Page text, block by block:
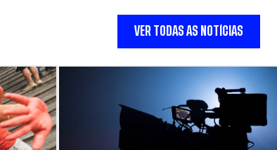
VER TODAS AS NOTÍCIAS